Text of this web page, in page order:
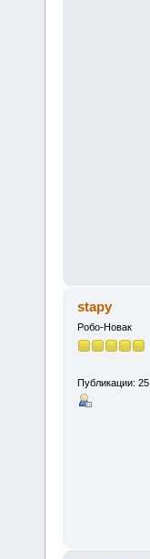
stapy
Робо-Новак
Публикации: 25